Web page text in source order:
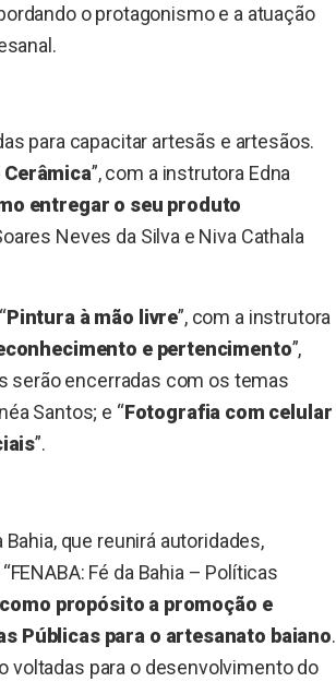
o protagonismo e a atuação
para capacitar artesãs e artesãos.
”, com a instrutora Edna
entregar o seu produto
Neves da Silva e Niva Cathala
Pintura à mão livre”, com a instrutora
e pertencimento”,
serão encerradas com os temas
Santos; e “Fotografia com celular
”.
que reunirá autoridades,
Fé da Bahia – Políticas
propósito a promoção e
Públicas para o artesanato baiano.
voltadas para o desenvolvimento do